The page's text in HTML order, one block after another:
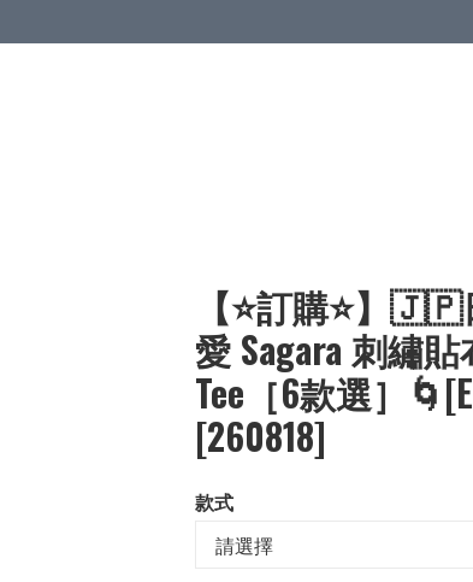
【⭐訂購⭐】
愛 Sagara 刺繡
Tee［6款選］
[260818]
款式